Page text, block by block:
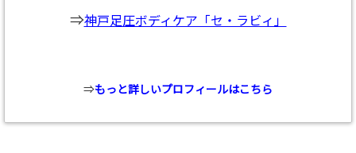
⇒神戸足圧ボディケア「セ・ラビィ」
⇒もっと詳しいプロフィールはこちら